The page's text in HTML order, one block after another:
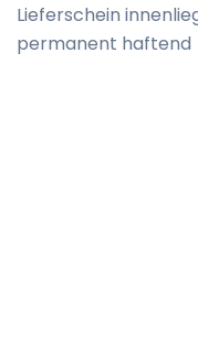
Lieferschein
permanent haftend